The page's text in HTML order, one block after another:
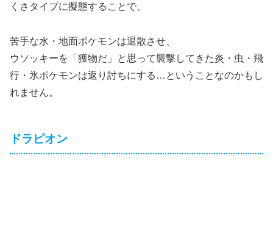
くさタイプに擬態することで、
苦手な水・地面ポケモンは退散させ、
ウソッキーを「獲物だ」と思って襲撃してきた炎・虫・飛
行・氷ポケモンは返り討ちにする…ということなのかもし
れません。
ドラピオン